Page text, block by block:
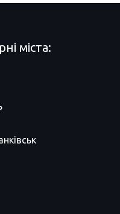
міста: